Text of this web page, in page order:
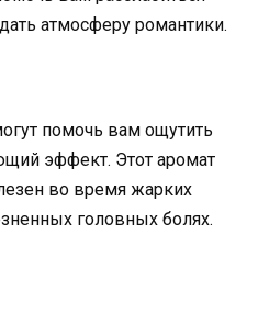
атмосферу романтики.
помочь вам ощутить
эффект. Этот аромат
во время жарких
головных болях.